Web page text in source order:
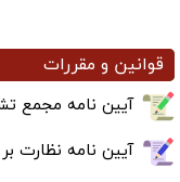
قوانین و مقررات
آیین نامه مجمع
آیین نامه نظارت